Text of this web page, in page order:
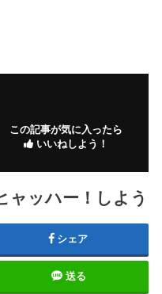
この記事が気に入ったら
いいねしよう！
ャッハー！しよう
シェア
送る